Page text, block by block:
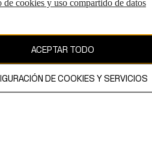
está protegido por copyright y es
AB.
de cookies y uso compartido de datos
ACEPTAR TODO
DE COOKIES Y SERVICIOS